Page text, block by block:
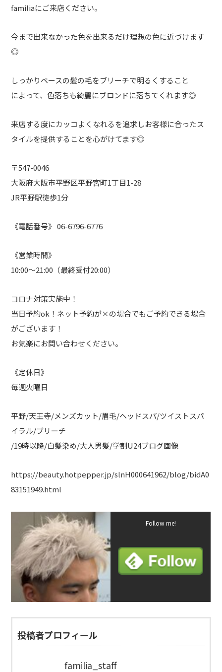
familiaにご来店ください。
今まで出来なかった色を出来るだけ理想の色に近づけます
◎
しっかりベースの髪の毛をブリーチで明るくすること
によって、色落ちも綺麗にブロンドに落ちてくれます◎
来店する度にカッコよくなれるを追求しお客様に合ったス
タイルを提供することを心がけてます◎
〒547-0046
大阪府大阪市平野区平野宮町1丁目1-28
JR平野駅徒歩1分
《電話番号》 06-6796-6776
《営業時間》
10:00～21:00（最終受付20:00）
コロナ対策実施中！
当日予約ok！ネット予約が×の場合でもご予約できる場合
がございます！
お気楽にお問い合わせください。
《定休日》
毎週火曜日
平野/天王寺/メンズカット/眉毛/ヘッドスパ/ツイストスパ
イラル/ブリーチ
/19時以降/白髪染め/大人男髪/学割U24ブログ画像
https://beauty.hotpepper.jp/slnH000641962/blog/bidA0
83151949.html
Follow me!
投稿者プロフィール
familia_staff